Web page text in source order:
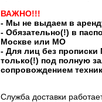
ВАЖНО!!!
- Мы не выдаем в
- Обязательно(!) в
Москве или МО
- Для лиц без
только(!) под полную
сопровождением
Служба доставки